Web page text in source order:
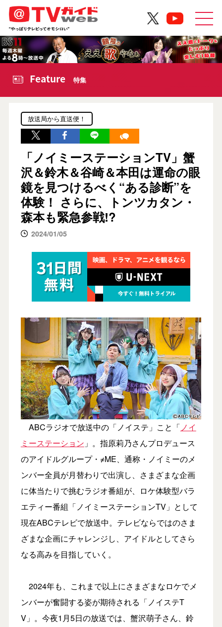
Feature 特集
放送局から直送便！
「ノイミーステーションTV」蟹
沢＆鈴木＆谷崎＆本田は運命の眼
鏡を見つけるべく“ある診断”を
体験！ さらに、トンツカタン・
森本も緊急参戦!?
2024/01/05
ABCラジオで放送中の「ノイステ」こと「ノイ
ミーステーション 」。指原莉乃さんプロデュース
のアイドルグループ・≠ME、通称・ノイミーのメ
ンバー全員が月替わりで出演し、さまざまな企画
に体当たりで挑むラジオ番組が、ロケ体験型バラ
エティー番組「ノイミーステーションTV」として
現在ABCテレビで放送中。テレビならではのさま
ざまな企画にチャレンジし、アイドルとしてさら
なる高みを目指していく。
2024年も、これまで以上にさまざまなロケでメ
ンバーが奮闘する姿が期待される「ノイステT
V」。今夜1月5日の放送では、蟹沢萌子さん、鈴